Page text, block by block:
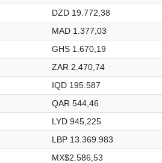
DZD 19.772,38
MAD 1.377,03
GHS 1.670,19
ZAR 2.470,74
IQD 195.587
QAR 544,46
LYD 945,225
LBP 13.369.983
MX$2.586,53